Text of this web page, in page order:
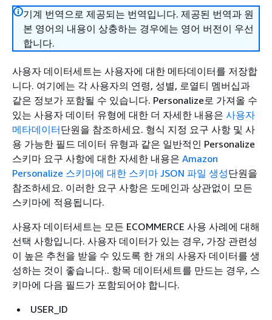
기계 번역으로 제공되는 번역입니다. 제공된 번역과 원
본 영어의 내용이 상충하는 경우에는 영어 버전이 우선
합니다.
사용자 데이터세트는 사용자에 대한 메타데이터를 저장합
니다. 여기에는 각 사용자의 연령, 성별, 로열티 멤버십과
같은 정보가 포함될 수 있습니다. Personalize로 가져올 수
있는 사용자 데이터 유형에 대한 더 자세한 내용은 사용자
메타데이터단원을 참조하세요. 형식 지정 요구 사항 및 사
용 가능한 필드 데이터 유형과 같은 일반적인 Personalize
스키마 요구 사항에 대한 자세한 내용은 Amazon
Personalize 스키마에 대한 스키마 JSON 파일 생성단원을
참조하세요. 이러한 요구 사항은 도메인과 상관없이 모든
스키마에 적용됩니다.
사용자 데이터세트는 모든 ECOMMERCE 사용 사례에 대해
선택 사항입니다. 사용자 데이터가 있는 경우, 가장 관련성
이 높은 추천을 받을 수 있도록 한 개의 사용자 데이터를 생
성하는 것이 좋습니다.. 항목 데이터세트를 만드는 경우, 스
키마에 다음 필드가 포함되어야 합니다.
USER_ID